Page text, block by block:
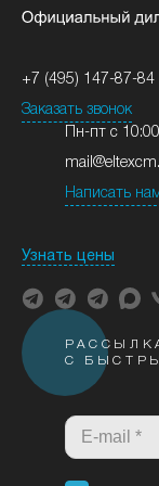
+7 (495) 147-87-84
Заказать звонок
Пн-пт с
Написать
Узнать цены
С